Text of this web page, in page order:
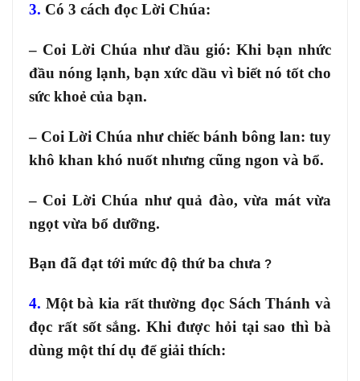
3. Có 3 cách đọc Lời Chúa:
– Coi Lời Chúa như dầu gió: Khi bạn nhức
đầu nóng lạnh, bạn xức dầu vì biết nó tốt cho
sức khoẻ của bạn.
– Coi Lời Chúa như chiếc bánh bông lan: tuy
khô khan khó nuốt nhưng cũng ngon và bổ.
– Coi Lời Chúa như quả đào, vừa mát vừa
ngọt vừa bổ dưỡng.
Bạn đã đạt tới mức độ thứ ba chưa ?
4. Một bà kia rất thường đọc Sách Thánh và
đọc rất sốt sắng. Khi được hỏi tại sao thì bà
dùng một thí dụ để giải thích: